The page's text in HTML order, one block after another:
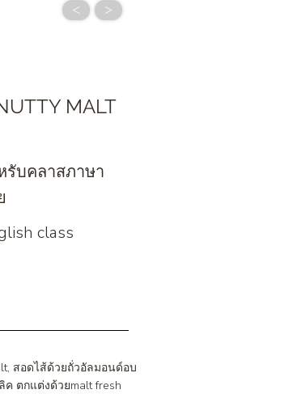
< >
MALT
รับคลาสภาษา
class
สอดไส้ด้วยถั่วอัลมอนด์อบ
ตกแต่งด้วยmalt fresh